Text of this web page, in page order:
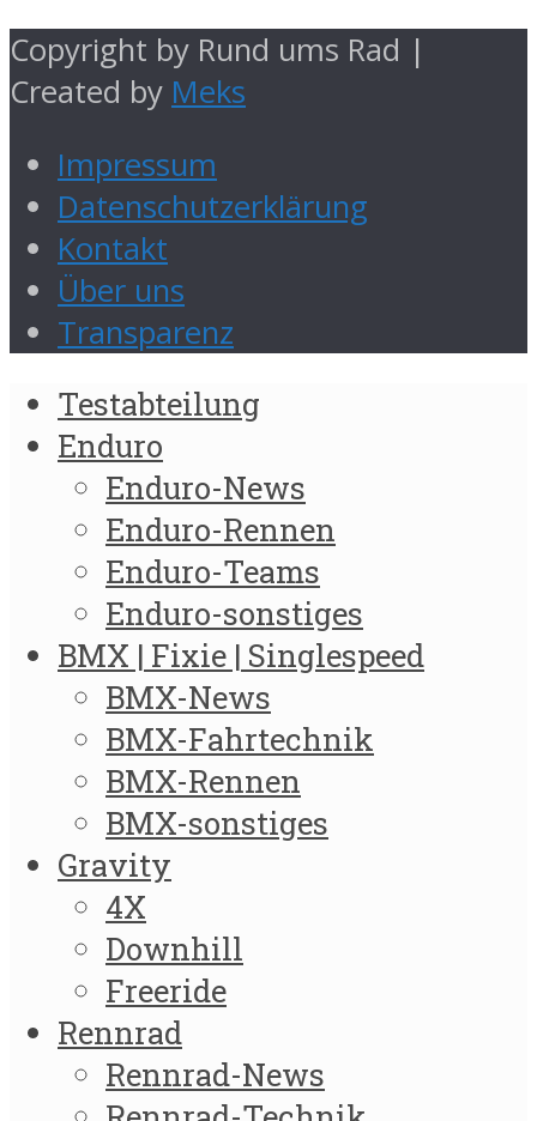
Copyright by Rund ums Rad |
Created by Meks
Impressum
Datenschutzerklärung
Kontakt
Über uns
Transparenz
Testabteilung
Enduro
Enduro-News
Enduro-Rennen
Enduro-Teams
Enduro-sonstiges
BMX | Fixie | Singlespeed
BMX-News
BMX-Fahrtechnik
BMX-Rennen
BMX-sonstiges
Gravity
4X
Downhill
Freeride
Rennrad
Rennrad-News